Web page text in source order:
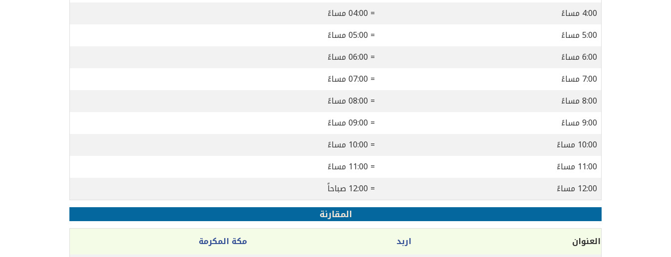
4:00 مساءً
= 04:00 مساءً
5:00 مساءً
= 05:00 مساءً
6:00 مساءً
= 06:00 مساءً
7:00 مساءً
= 07:00 مساءً
8:00 مساءً
= 08:00 مساءً
9:00 مساءً
= 09:00 مساءً
10:00 مساءً
= 10:00 مساءً
11:00 مساءً
= 11:00 مساءً
12:00 مساءً
= 12:00 صباحاً
المقارنة
العنوان اربد
مكة المكرمة